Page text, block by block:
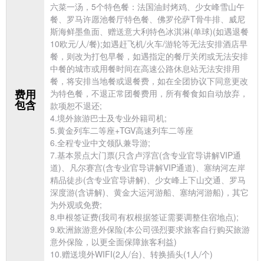
费用
包含
六菜一汤，5个特色餐： 法国油封烤鸡、少女峰雪山午
餐、罗马许愿池餐厅特色餐、佛罗伦萨T骨牛排、威尼
斯海鲜墨鱼面、赠送意大利特色冰淇淋(单球)(如遇退餐
10欧元/人/餐);如遇赶飞机/火车/游轮等无法安排酒店早
餐，则改为打包早餐，如遇指定的餐厅关闭或无法安排
中餐的城市或用餐时间在高速公路休息站无法安排用
餐，将安排当地餐或退餐费，如在全团协议下同意更改
为特色餐，不退正常团餐费用，所有餐食如自动放弃，
款项恕不退还;
4.境外旅游巴士及专业外籍司机;
5.黄金列车二等座+TGV高速列车二等座
6.全程专业中文领队兼导游;
7.基本景点大门票(只含卢浮宫(含专业官导讲解VIP通
道)、凡尔赛宫(含专业官导讲解VIP通道)、塞纳河左岸
精品徒步(含专业官导讲解)、少女峰上下山交通、罗马
深度游(含讲解)、黄金大运河游船、塞纳河游船)，其它
为外观或免费;
8.申根签证费(我司有权根据签证需要调整住宿地点);
9.欧洲旅游意外保险(本公司强烈要求旅客自行购买旅游
意外保险，以更全面保障旅客利益)
10.赠送境外WIFI(2人/台)、转换插头(1人/个)